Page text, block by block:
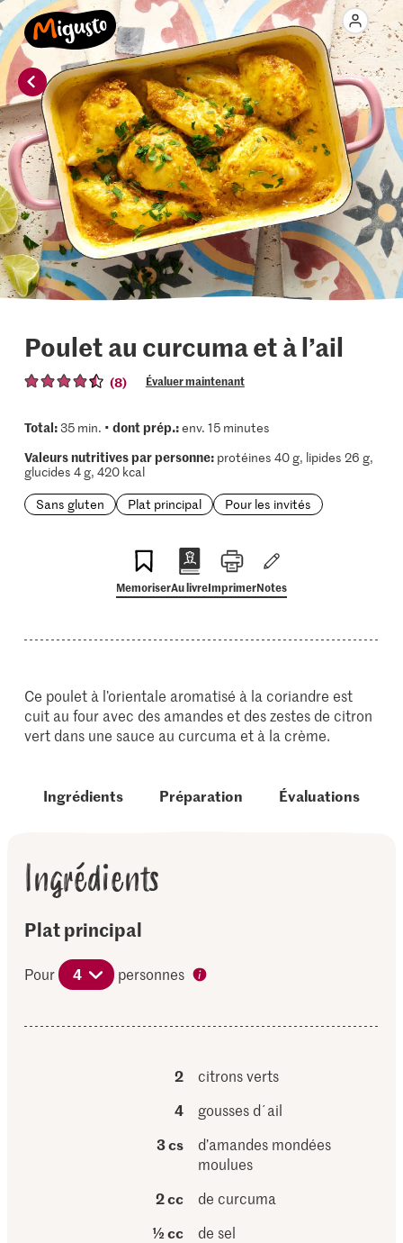
Poulet au curcuma et à l’ail
(8) Évaluer maintenant
Total:35 min. • dont prép.:env. 15 minutes
Valeurs nutritives par personne:protéines 40 g, lipides 26 g,
glucides 4 g, 420 kcal
Sans gluten
Plat principal Pour les invités
MemoriserAu livreImprimerNotes
Ce poulet à l’orientale aromatisé à la coriandre est
cuit au four avec des amandes et des zestes de citron
vert dans une sauce au curcuma et à la crème.
Ingrédients Préparation Évaluations
Ingrédients
Plat principal
Pour 4 personnes
2
citrons verts
4
gousses d´ail
3 cs
d’amandes mondées
moulues
2 cc
de curcuma
½ cc
de sel